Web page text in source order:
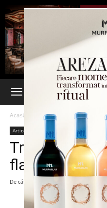
Acasă Articole
Articole
Traficanți de
flagrant, la
De către 25 februarie 2016